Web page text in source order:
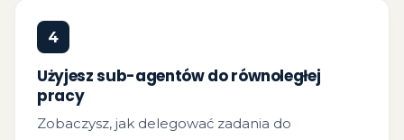
4
Użyjesz sub-agentów do równoległej
pracy
Zobaczysz, jak delegować zadania do